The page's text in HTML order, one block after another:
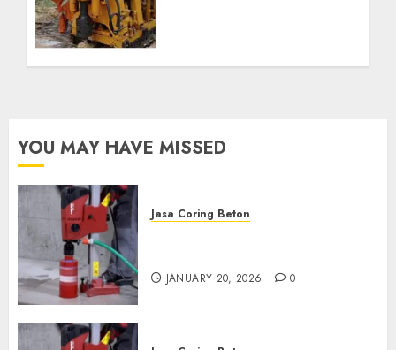
YOU MAY HAVE MISSED
Jasa Coring Beton
JANUARY 20, 2026 0